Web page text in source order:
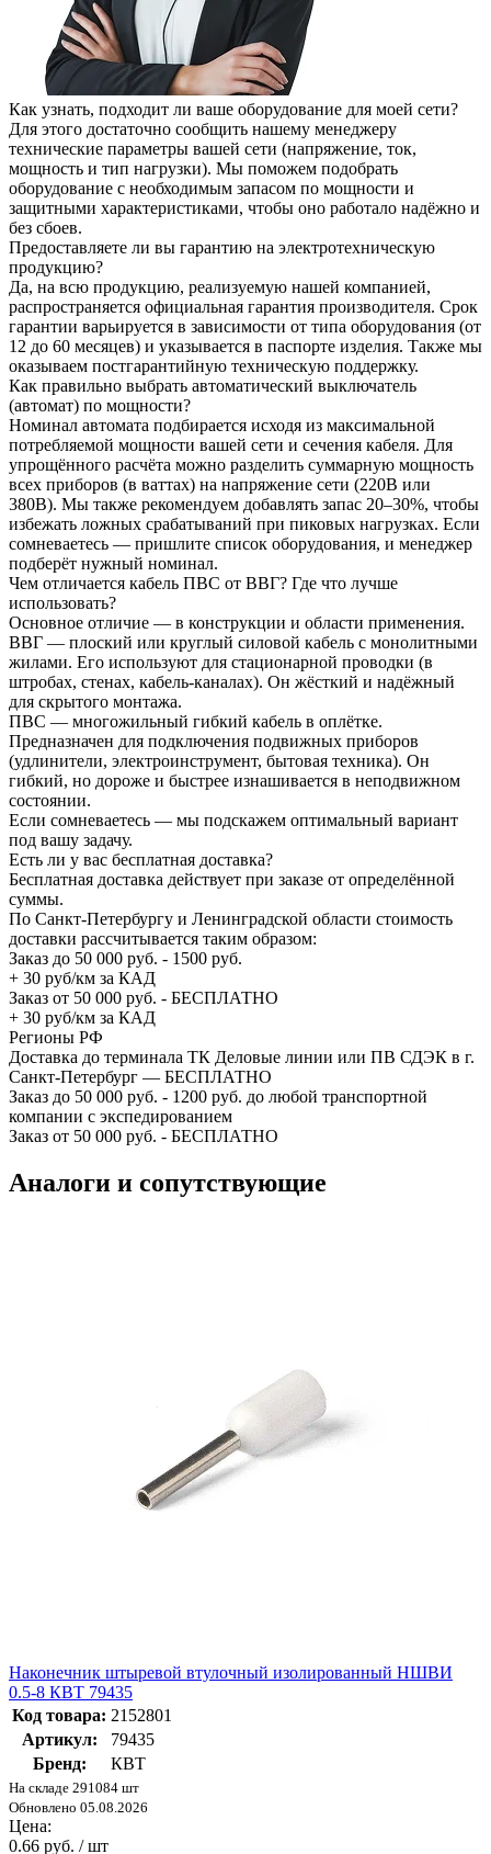
Как узнать, подходит ли ваше оборудование для моей сети?
Для этого достаточно сообщить нашему менеджеру
технические параметры вашей сети (напряжение, ток,
мощность и тип нагрузки). Мы поможем подобрать
оборудование с необходимым запасом по мощности и
защитными характеристиками, чтобы оно работало надёжно и
без сбоев.
Предоставляете ли вы гарантию на электротехническую
продукцию?
Да, на всю продукцию, реализуемую нашей компанией,
распространяется официальная гарантия производителя. Срок
гарантии варьируется в зависимости от типа оборудования (от
12 до 60 месяцев) и указывается в паспорте изделия. Также мы
оказываем постгарантийную техническую поддержку.
Как правильно выбрать автоматический выключатель
(автомат) по мощности?
Номинал автомата подбирается исходя из максимальной
потребляемой мощности вашей сети и сечения кабеля. Для
упрощённого расчёта можно разделить суммарную мощность
всех приборов (в ваттах) на напряжение сети (220В или
380В). Мы также рекомендуем добавлять запас 20–30%, чтобы
избежать ложных срабатываний при пиковых нагрузках. Если
сомневаетесь — пришлите список оборудования, и менеджер
подберёт нужный номинал.
Чем отличается кабель ПВС от ВВГ? Где что лучше
использовать?
Основное отличие — в конструкции и области применения.
ВВГ — плоский или круглый силовой кабель с монолитными
жилами. Его используют для стационарной проводки (в
штробах, стенах, кабель-каналах). Он жёсткий и надёжный
для скрытого монтажа.
ПВС — многожильный гибкий кабель в оплётке.
Предназначен для подключения подвижных приборов
(удлинители, электроинструмент, бытовая техника). Он
гибкий, но дороже и быстрее изнашивается в неподвижном
состоянии.
Если сомневаетесь — мы подскажем оптимальный вариант
под вашу задачу.
Есть ли у вас бесплатная доставка?
Бесплатная доставка действует при заказе от определённой
суммы.
По Санкт-Петербургу и Ленинградской области стоимость
доставки рассчитывается таким образом:
Заказ до 50 000 руб. - 1500 руб.
+ 30 руб/км за КАД
Заказ от 50 000 руб. - БЕСПЛАТНО
+ 30 руб/км за КАД
Регионы РФ
Доставка до терминала ТК Деловые линии или ПВ СДЭК в г.
Санкт-Петербург — БЕСПЛАТНО
Заказ до 50 000 руб. - 1200 руб. до любой транспортной
компании с экспедированием
Заказ от 50 000 руб. - БЕСПЛАТНО
Аналоги и сопутствующие
Наконечник штыревой втулочный изолированный НШВИ
0.5-8 КВТ 79435
Код товара: 2152801
Артикул:
79435
Бренд:
КВТ
На складе 291084 шт
Обновлено 05.08.2026
Цена:
0.66 руб. / шт